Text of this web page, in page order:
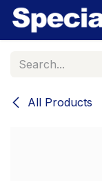
Skip to Content
All Products